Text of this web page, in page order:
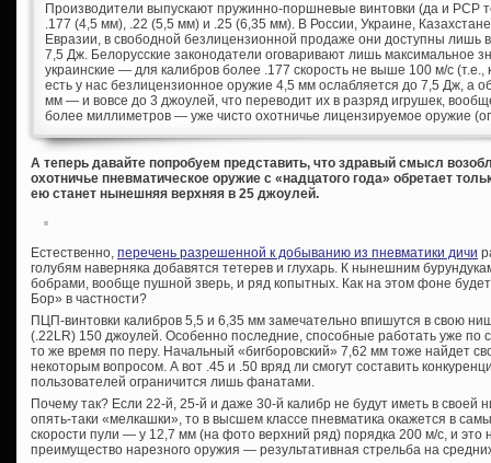
Производители выпускают пружинно-поршневые винтовки (да и PCP
.177 (4,5 мм), .22 (5,5 мм) и .25 (6,35 мм). В России, Украине,
Евразии, в свободной безлицензионной продаже они доступны лишь
7,5 Дж. Белорусские законодатели оговаривают лишь максимальное
украинские — для калибров более .177 скорость не выше 100 м/с (т.е.,
есть у нас безлицензионное оружие 4,5 мм ослабляется до 7,5 Дж, а
мм — и вовсе до 3 джоулей, что переводит их в разряд игрушек,
более миллиметров — уже чисто охотничье лицензируемое оружие
А теперь давайте попробуем представить, что здравый смысл
охотничье пневматическое оружие с «надцатого года» обретает
ею станет нынешняя верхняя в 25 джоулей.
Естественно, перечень разрешенной к добыванию из пневматики дичи
голубям наверняка добавятся тетерев и глухарь. К нынешним
бобрами, вообще пушной зверь, и ряд копытных. Как на этом фоне
Бор» в частности?
ПЦП-винтовки калибров 5,5 и 6,35 мм замечательно впишутся в свою
(.22LR) 150 джоулей. Особенно последние, способные работать уже по
то же время по перу. Начальный «бигборовский» 7,62 мм тоже найдет
некоторым вопросом. А вот .45 и .50 вряд ли смогут составить
пользователей ограничится лишь фанатами.
Почему так? Если 22-й, 25-й и даже 30-й калибр не будут иметь в своей
опять-таки «мелкашки», то в высшем классе пневматика окажется в
скорости пули — у 12,7 мм (на фото верхний ряд) порядка 200 м/с, и это
преимущество нарезного оружия — результативная стрельба на